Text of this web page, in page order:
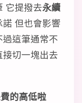
它提撥去永續
但也會影響
過這筆通常不
接切一塊出去
的高低啦